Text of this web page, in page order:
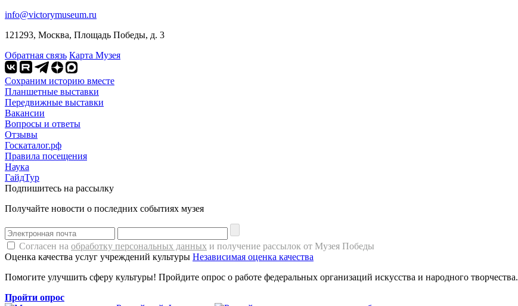
info@victorymuseum.ru
121293, Москва, Площадь Победы, д. 3
Обратная связь Карта Музея
Сохраним историю вместе
Планшетные выставки
Передвижные выставки
Вакансии
Вопросы и ответы
Отзывы
Госкаталог.рф
Правила посещения
Наука
ГайдТур
Подпишитесь на рассылку
Получайте новости о последних событиях музея
Согласен на обработку персональных данных и получение рассылок от Музея Победы
Оценка качества услуг учреждений культуры Независимая оценка качества
Помогите улучшить сферу культуры! Пройдите опрос о работе федеральных организаций искусства и народного творчества.
Пройти опрос